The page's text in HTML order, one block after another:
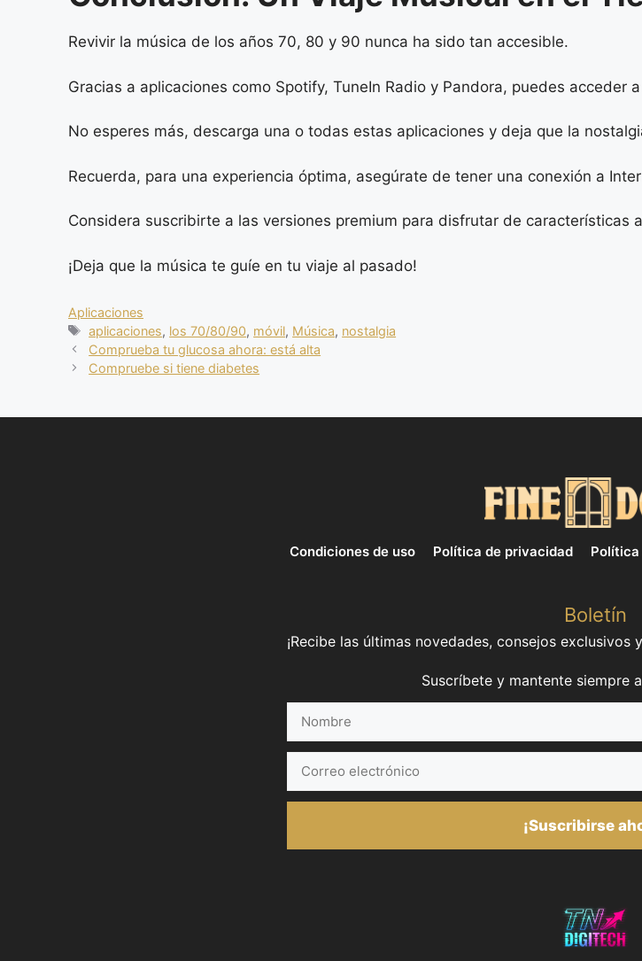
Revivir la música de los años 70, 80 y 90 nunca ha sido tan accesible.
Gracias a aplicaciones como Spotify, TuneIn Radio y Pandora, puedes acceder
No esperes más, descarga una o todas estas aplicaciones y deja que la
Recuerda, para una experiencia óptima, asegúrate de tener una conexión a
Considera suscribirte a las versiones premium para disfrutar de características
¡Deja que la música te guíe en tu viaje al pasado!
Categorias
Aplicaciones
Tags
aplicaciones, los 70/80/90, móvil, Música, nostalgia
Comprueba tu glucosa ahora: está alta
Compruebe si tiene diabetes
Condiciones de uso Política de privacidad Política
Boletín
¡Recibe las últimas novedades, consejos
Suscríbete y mantente siempre
electrónico
¡Suscribirse